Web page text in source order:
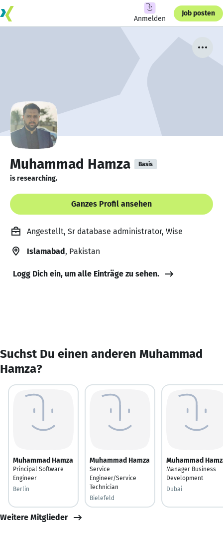
Anmelden
Job posten
Muhammad Hamza Basis
is researching.
Ganzes Profil ansehen
Angestellt, Sr database administrator, Wise
Islamabad, Pakistan
Logg Dich ein, um alle Einträge zu sehen.
Suchst Du einen anderen Muhammad
Hamza?
Muhammad Hamza
Principal Software
Engineer
Berlin
Muhammad Hamza
Service
Engineer/Service
Technician
Bielefeld
Muhammad
Manager Business
Development
Dubai
Weitere Mitglieder